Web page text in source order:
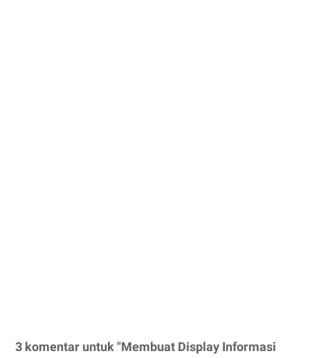
3 komentar untuk "Membuat Display Informasi